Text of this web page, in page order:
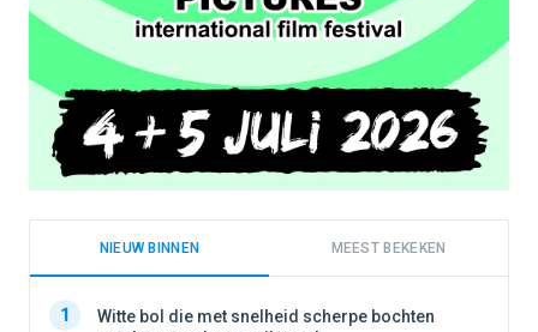
NIEUW BINNEN MEEST BEKEKEN
1
Witte bol die met snelheid scherpe bochten